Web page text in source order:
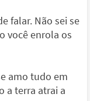
falar. Não sei se
você enrola os
amo tudo em
a terra atrai a